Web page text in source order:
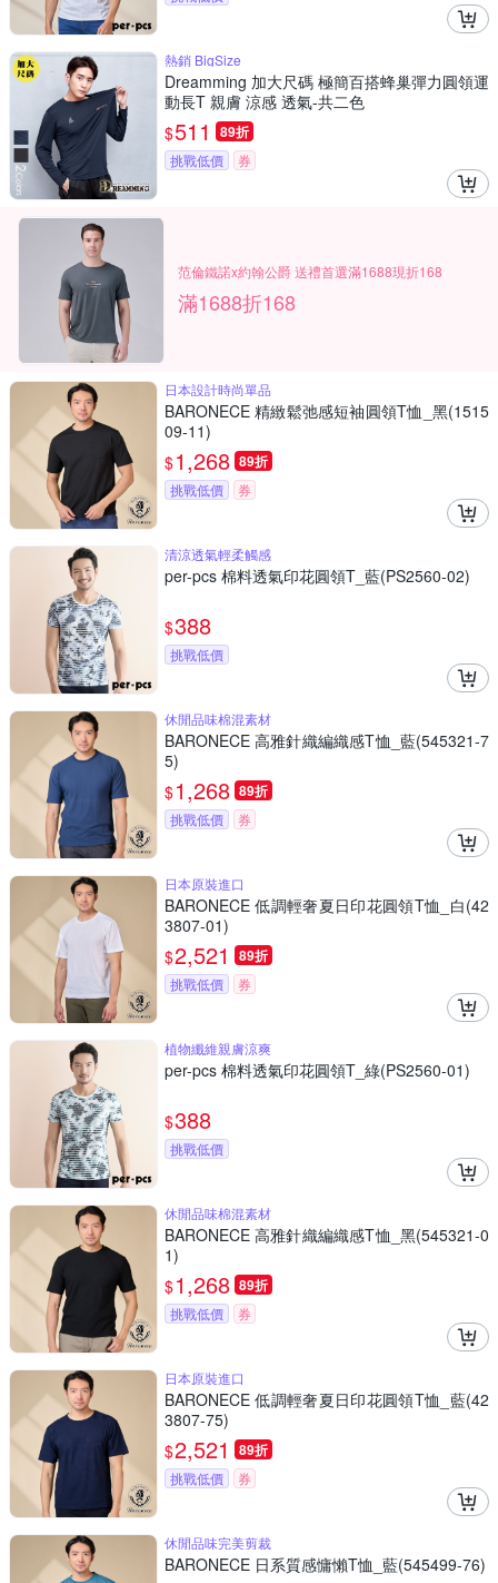
熱銷 BigSize
Dreamming 加大尺碼 極簡百搭蜂巢彈力圓領運
動長T 親膚 涼感 透氣-共二色
$511 89折
挑戰低價 券
范倫鐵諾x約翰公爵 送禮首選滿1688現折168
滿1688折168
日本設計時尚單品
BARONECE 精緻鬆弛感短袖圓領T恤_黑(1515
09-11)
$1,268 89折
挑戰低價 券
清涼透氣輕柔觸感
per-pcs 棉料透氣印花圓領T_藍(PS2560-02)
$388
挑戰低價
休閒品味棉混素材
BARONECE 高雅針織編織感T恤_藍(545321-7
5)
$1,268 89折
挑戰低價 券
日本原裝進口
BARONECE 低調輕奢夏日印花圓領T恤_白(42
3807-01)
$2,521 89折
挑戰低價 券
植物纖維親膚涼爽
per-pcs 棉料透氣印花圓領T_綠(PS2560-01)
$388
挑戰低價
休閒品味棉混素材
BARONECE 高雅針織編織感T恤_黑(545321-0
1)
$1,268 89折
挑戰低價 券
日本原裝進口
BARONECE 低調輕奢夏日印花圓領T恤_藍(42
3807-75)
$2,521 89折
挑戰低價 券
休閒品味完美剪裁
BARONECE 日系質感慵懶T恤_藍(545499-76)